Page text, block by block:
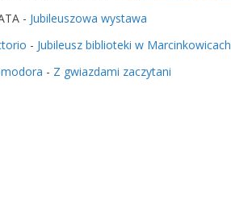
- Jubileuszowa wystawa
- Jubileusz biblioteki w Marcinkowicach
- Z gwiazdami zaczytani